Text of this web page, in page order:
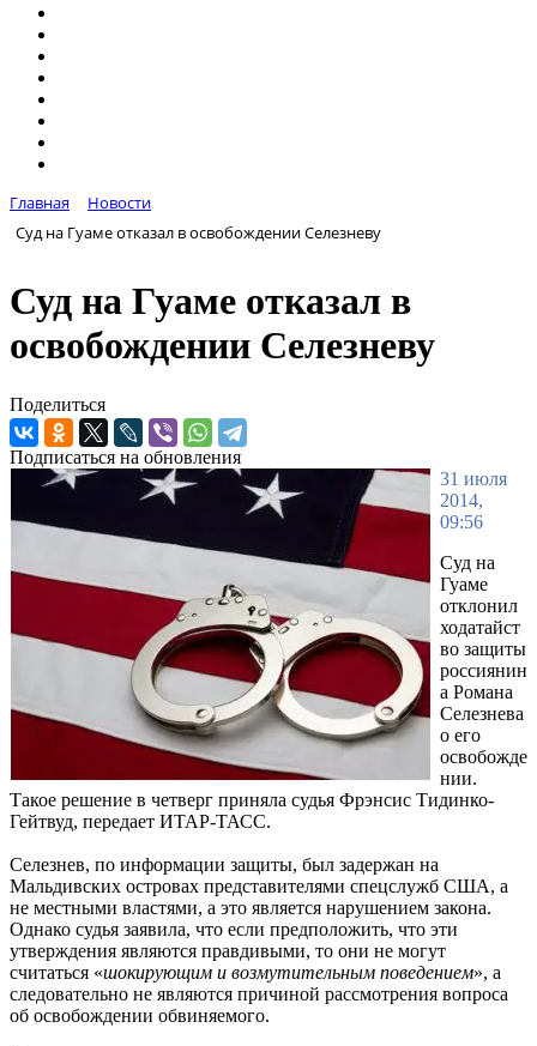
Главная
Новости
Суд на Гуаме отказал в освобождении Селезневу
Суд на Гуаме отказал в
освобождении Селезневу
Поделиться
Подписаться на обновления
31 июля
2014,
09:56
Суд на
Гуаме
отклонил
ходатайст
во защиты
россиянин
а Романа
Селезнева
о его
освобожде
нии.
Такое решение в четверг приняла судья Фрэнсис Тидинко-
Гейтвуд, передает ИТАР-ТАСС.
Селезнев, по информации защиты, был задержан на
Мальдивских островах представителями спецслужб США, а
не местными властями, а это является нарушением закона.
Однако судья заявила, что если предположить, что эти
утверждения являются правдивыми, то они не могут
считаться «шокирующим и возмутительным поведением», а
следовательно не являются причиной рассмотрения вопроса
об освобождении обвиняемого.